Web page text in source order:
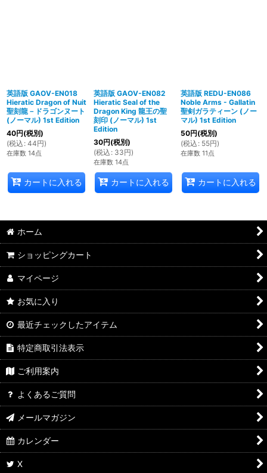
英語版 GAOV-EN018
Hieratic Dragon of Nuit
聖刻龍－ドラゴンヌート
(ノーマル) 1st Edition
40円(税別)
(税込 : 44円)
在庫数 14点
カートに入れる
英語版 GAOV-EN082
Hieratic Seal of the
Dragon King 龍王の聖
刻印 (ノーマル) 1st
Edition
30円(税別)
(税込 : 33円)
在庫数 14点
カートに入れる
英語版 REDU-EN086
Noble Arms - Gallatin
聖剣ガラティーン (ノー
マル) 1st Edition
50円(税別)
(税込 : 55円)
在庫数 11点
カートに入れる
ホーム
ショッピングカート
マイページ
お気に入り
最近チェックしたアイテム
特定商取引法表示
ご利用案内
よくあるご質問
メールマガジン
カレンダー
X